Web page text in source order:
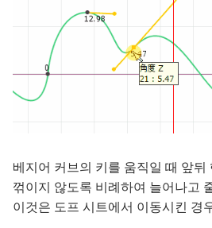
베지어 커브의 키를 움직일 때 앞
꺾이지 않도록 비례하여 늘어나고
이것은 도프 시트에서 이동시킨 경